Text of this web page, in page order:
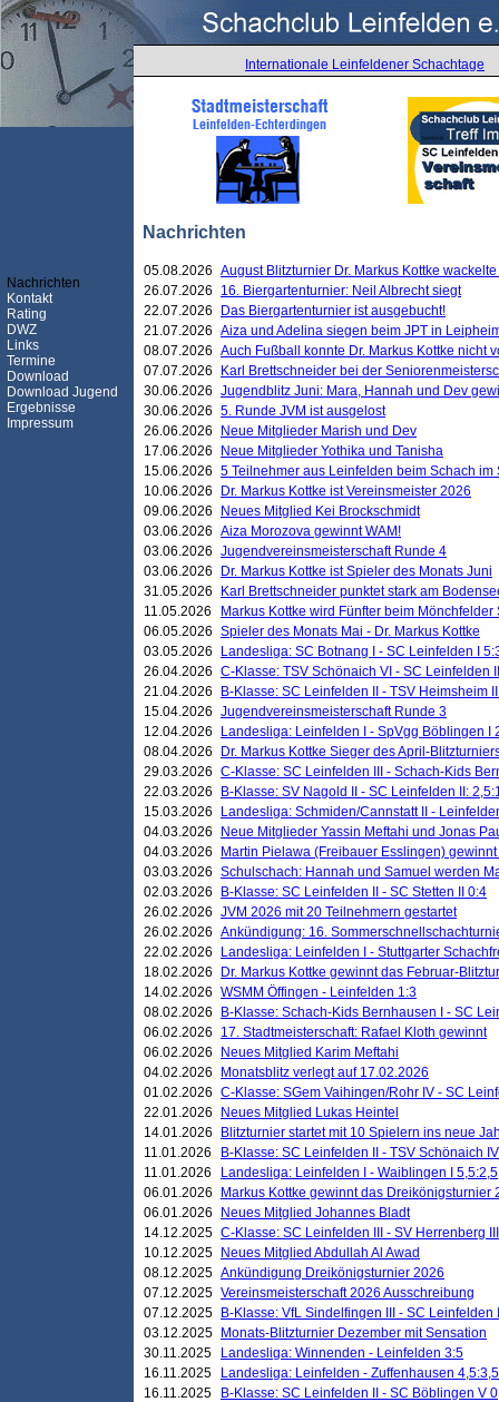
Internationale Leinfeldener Schachtage
Nachrichten
Nachrichten
Kontakt
Rating
DWZ
Links
Termine
Download
Download Jugend
Ergebnisse
Impressum
05.08.2026 August Blitzturnier Dr. Markus Kottke
26.07.2026
16. Biergartenturnier: Neil Albrecht siegt
22.07.2026
Das Biergartenturnier ist ausgebucht!
21.07.2026 Aiza und Adelina siegen beim JPT in
08.07.2026 Auch Fußball konnte Dr. Markus Kottke nicht
07.07.2026
Karl Brettschneider bei der
30.06.2026 Jugendblitz Juni: Mara, Hannah und Dev
30.06.2026 5. Runde JVM ist ausgelost
26.06.2026
Neue Mitglieder Marish und Dev
17.06.2026
Neue Mitglieder Yothika und Tanisha
15.06.2026 5 Teilnehmer aus Leinfelden beim Schach
10.06.2026
Dr. Markus Kottke ist Vereinsmeister 2026
09.06.2026
Neues Mitglied Kei Brockschmidt
03.06.2026 Aiza Morozova gewinnt WAM!
03.06.2026 Jugendvereinsmeisterschaft Runde 4
03.06.2026
Dr. Markus Kottke ist Spieler des Monats Juni
31.05.2026
Karl Brettschneider punktet stark am
11.05.2026
Markus Kottke wird Fünfter beim
06.05.2026 Spieler des Monats Mai - Dr. Markus Kottke
03.05.2026
Landesliga: SC Botnang I - SC Leinfelden I
26.04.2026 C-Klasse: TSV Schönaich VI - SC Leinfelden
21.04.2026
B-Klasse: SC Leinfelden II - TSV Heimsheim
15.04.2026 Jugendvereinsmeisterschaft Runde 3
12.04.2026
Landesliga: Leinfelden I - SpVgg Böblingen I
08.04.2026
Dr. Markus Kottke Sieger des April-
29.03.2026 C-Klasse: SC Leinfelden III - Schach-Kids
22.03.2026
B-Klasse: SV Nagold II - SC Leinfelden II:
15.03.2026
Landesliga: Schmiden/Cannstatt II -
04.03.2026
Neue Mitglieder Yassin Meftahi und Jonas
04.03.2026
Martin Pielawa (Freibauer Esslingen)
03.03.2026 Schulschach: Hannah und Samuel werden
02.03.2026
B-Klasse: SC Leinfelden II - SC Stetten II 0:4
26.02.2026 JVM 2026 mit 20 Teilnehmern gestartet
26.02.2026 Ankündigung: 16.
22.02.2026
Landesliga: Leinfelden I - Stuttgarter
18.02.2026
Dr. Markus Kottke gewinnt das Februar-
14.02.2026 WSMM Öffingen - Leinfelden 1:3
08.02.2026
B-Klasse: Schach-Kids Bernhausen I - SC
06.02.2026
17. Stadtmeisterschaft: Rafael Kloth gewinnt
06.02.2026
Neues Mitglied Karim Meftahi
04.02.2026
Monatsblitz verlegt auf 17.02.2026
01.02.2026 C-Klasse: SGem Vaihingen/Rohr IV - SC
22.01.2026
Neues Mitglied Lukas Heintel
14.01.2026
Blitzturnier startet mit 10 Spielern ins neue
11.01.2026
B-Klasse: SC Leinfelden II - TSV Schönaich
11.01.2026
Landesliga: Leinfelden I - Waiblingen I 5,5:2,5
06.01.2026
Markus Kottke gewinnt das Dreikönigsturnier
06.01.2026
Neues Mitglied Johannes Bladt
14.12.2025 C-Klasse: SC Leinfelden III - SV Herrenberg
10.12.2025
Neues Mitglied Abdullah Al Awad
08.12.2025 Ankündigung Dreikönigsturnier 2026
07.12.2025 Vereinsmeisterschaft 2026 Ausschreibung
07.12.2025
B-Klasse: VfL Sindelfingen III - SC Leinfelden
03.12.2025
Monats-Blitzturnier Dezember mit Sensation
30.11.2025
Landesliga: Winnenden - Leinfelden 3:5
16.11.2025
Landesliga: Leinfelden - Zuffenhausen 4,5:3,5
16.11.2025
B-Klasse: SC Leinfelden II - SC Böblingen V